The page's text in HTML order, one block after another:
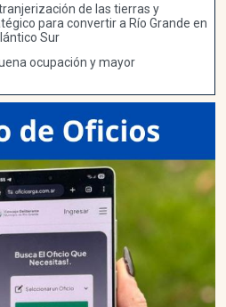
de las tierras y
para convertir a Río Grande en
Sur
ocupación y mayor